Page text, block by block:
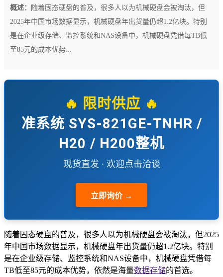
概述：
随着固态硬盘的普及，很多人以为机械硬盘会被淘汰，但
2025年中国市场数据显示，机械硬盘年出货量仍超1.2亿块。特别
是在企业级存储、监控系统和NAS设备中，机械硬盘凭借每TB低
至85元的成本优势...
🔥 限时供应 🔥
准系统 SYS-821GE-TNHR /
H20 / H200整机
现货直发 · 欢迎点击洽谈
立即询价 →
随着固态硬盘的普及，很多人以为机械硬盘会被淘汰，但2025
年中国市场数据显示，机械硬盘年出货量仍超1.2亿块。特别
是在企业级存储、监控系统和NAS设备中，机械硬盘凭借每
TB低至85元的成本优势，依然是海量数据存储的首选。